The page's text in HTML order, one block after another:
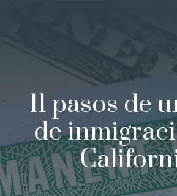
11 pasos de
de